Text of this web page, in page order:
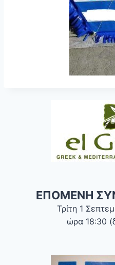
ΕΠΟΜΕΝΗ
Τρίτη 1
ώρα 18:30